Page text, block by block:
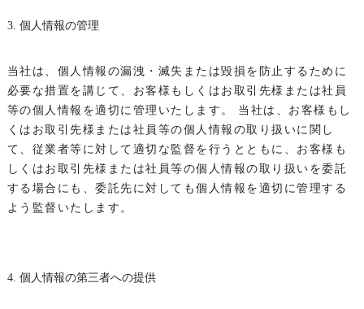
3. 個人情報の管理
当社は、個人情報の漏洩・滅失または毀損を防止するために
必要な措置を講じて、お客様もしくはお取引先様または社員
等の個人情報を適切に管理いたします。
当社は、お客様もし
くはお取引先様または社員等の個人情報の取り扱いに関し
て、従業者等に対して適切な監督を行うとともに、お客様も
しくはお取引先様または社員等の個人情報の取り扱いを委託
する場合にも、委託先に対しても個人情報を適切に管理する
よう監督いたします。
4. 個人情報の第三者への提供